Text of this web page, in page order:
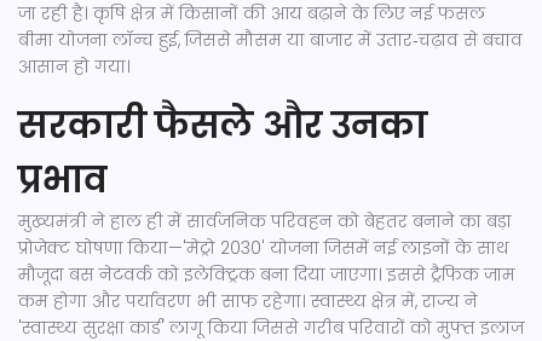
जा रही है। कृषि क्षेत्र में किसानों की आय बढ़ाने के लिए नई फसल
बीमा योजना लॉन्च हुई, जिससे मौसम या बाजार में उतार‑चढ़ाव से बचाव
आसान हो गया।
सरकारी फैसले और उनका
प्रभाव
मुख्यमंत्री ने हाल ही में सार्वजनिक परिवहन को बेहतर बनाने का बड़ा
प्रोजेक्ट घोषणा किया—'मेट्रो 2030' योजना जिसमें नई लाइनों के साथ
मौजूदा बस नेटवर्क को इलेक्ट्रिक बना दिया जाएगा। इससे ट्रैफिक जाम
कम होगा और पर्यावरण भी साफ रहेगा। स्वास्थ्य क्षेत्र में, राज्य ने
'स्वास्थ्य सुरक्षा कार्ड' लागू किया जिससे गरीब परिवारों को मुफ्त इलाज